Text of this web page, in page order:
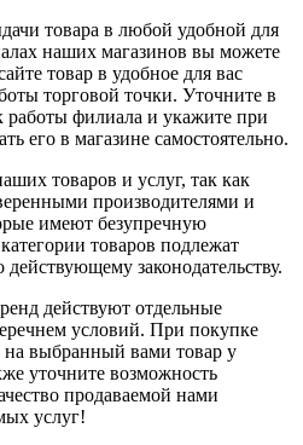
товара в любой удобной для
наших магазинов вы можете
товар в удобное для вас
торговой точки. Уточните в
филиала и укажите при
его в магазине самостоятельно.
товаров и услуг, так как
производителями и
имеют безупречную
товаров подлежат
действующему законодательству.
действуют отдельные
условий. При покупке
на выбранный вами товар у
уточните возможность
продаваемой нами
услуг!